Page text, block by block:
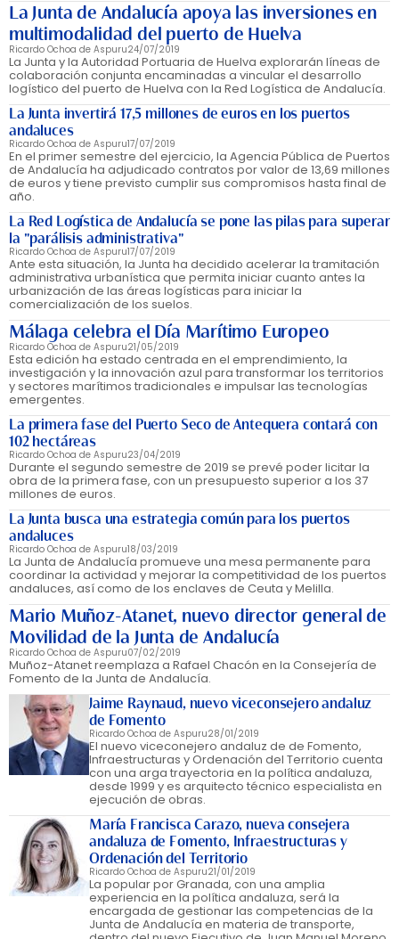
La Junta de Andalucía apoya las inversiones en
multimodalidad del puerto de Huelva
Ricardo Ochoa de Aspuru24/07/2019
La Junta y la Autoridad Portuaria de Huelva explorarán líneas de
colaboración conjunta encaminadas a vincular el desarrollo
logístico del puerto de Huelva con la Red Logística de Andalucía.
La Junta invertirá 17,5 millones de euros en los puertos
andaluces
Ricardo Ochoa de Aspuru17/07/2019
En el primer semestre del ejercicio, la Agencia Pública de Puertos
de Andalucía ha adjudicado contratos por valor de 13,69 millones
de euros y tiene previsto cumplir sus compromisos hasta final de
año.
La Red Logística de Andalucía se pone las pilas para superar
la "parálisis administrativa"
Ricardo Ochoa de Aspuru17/07/2019
Ante esta situación, la Junta ha decidido acelerar la tramitación
administrativa urbanística que permita iniciar cuanto antes la
urbanización de las áreas logísticas para iniciar la
comercialización de los suelos.
Málaga celebra el Día Marítimo Europeo
Ricardo Ochoa de Aspuru21/05/2019
Esta edición ha estado centrada en el emprendimiento, la
investigación y la innovación azul para transformar los territorios
y sectores marítimos tradicionales e impulsar las tecnologías
emergentes.
La primera fase del Puerto Seco de Antequera contará con
102 hectáreas
Ricardo Ochoa de Aspuru23/04/2019
Durante el segundo semestre de 2019 se prevé poder licitar la
obra de la primera fase, con un presupuesto superior a los 37
millones de euros.
La Junta busca una estrategia común para los puertos
andaluces
Ricardo Ochoa de Aspuru18/03/2019
La Junta de Andalucía promueve una mesa permanente para
coordinar la actividad y mejorar la competitividad de los puertos
andaluces, así como de los enclaves de Ceuta y Melilla.
Mario Muñoz-Atanet, nuevo director general de
Movilidad de la Junta de Andalucía
Ricardo Ochoa de Aspuru07/02/2019
Muñoz-Atanet reemplaza a Rafael Chacón en la Consejería de
Fomento de la Junta de Andalucía.
Jaime Raynaud, nuevo viceconsejero andaluz
de Fomento
Ricardo Ochoa de Aspuru28/01/2019
El nuevo viceconejero andaluz de de Fomento,
Infraestructuras y Ordenación del Territorio cuenta
con una arga trayectoria en la política andaluza,
desde 1999 y es arquitecto técnico especialista en
ejecución de obras.
María Francisca Carazo, nueva consejera
andaluza de Fomento, Infraestructuras y
Ordenación del Territorio
Ricardo Ochoa de Aspuru21/01/2019
La popular por Granada, con una amplia
experiencia en la política andaluza, será la
encargada de gestionar las competencias de la
Junta de Andalucía en materia de transporte,